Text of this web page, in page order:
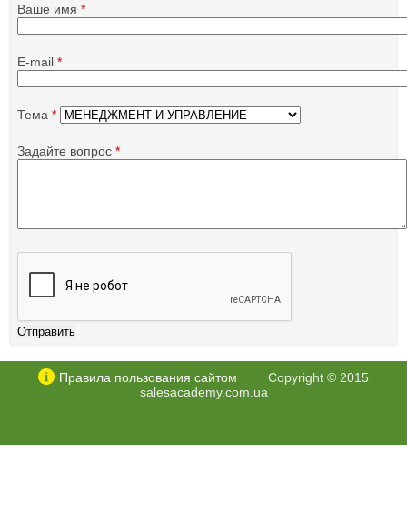
Ваше имя *
E-mail *
Тема *
Задайте вопрос *
Правила пользования сайтом
Copyright © 2015
salesacademy.com.ua